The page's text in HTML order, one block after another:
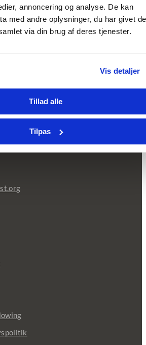
annoncering og analyse. De kan
med andre oplysninger, du har givet
via din brug af deres tjenester.
Vis detaljer
Tillad alle
Tilpas
2900 Hellerup